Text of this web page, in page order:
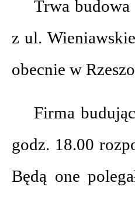
Trwa budowa
z ul.
obecnie w
Firma
godz. 18.00
Będą one